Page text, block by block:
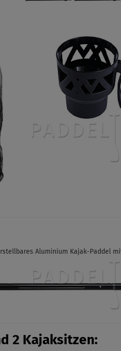
Aluminium Kajak-Paddel
2 Kajaksitzen: